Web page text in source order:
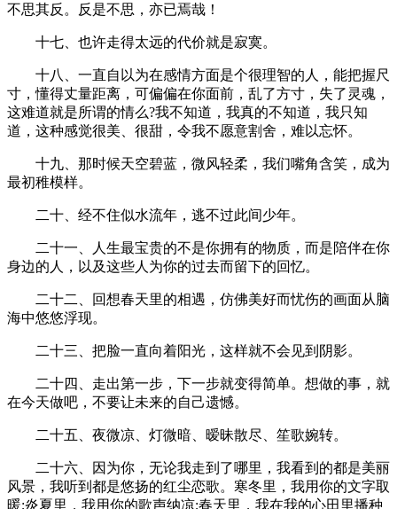
不思其反。反是不思，亦已焉哉！
十七、也许走得太远的代价就是寂寞。
十八、一直自以为在感情方面是个很理智的人，能把握尺
寸，懂得丈量距离，可偏偏在你面前，乱了方寸，失了灵魂，
这难道就是所谓的情么?我不知道，我真的不知道，我只知
道，这种感觉很美、很甜，令我不愿意割舍，难以忘怀。
十九、那时候天空碧蓝，微风轻柔，我们嘴角含笑，成为
最初稚模样。
二十、经不住似水流年，逃不过此间少年。
二十一、人生最宝贵的不是你拥有的物质，而是陪伴在你
身边的人，以及这些人为你的过去而留下的回忆。
二十二、回想春天里的相遇，仿佛美好而忧伤的画面从脑
海中悠悠浮现。
二十三、把脸一直向着阳光，这样就不会见到阴影。
二十四、走出第一步，下一步就变得简单。想做的事，就
在今天做吧，不要让未来的自己遗憾。
二十五、夜微凉、灯微暗、暧昧散尽、笙歌婉转。
二十六、因为你，无论我走到了哪里，我看到的都是美丽
风景，我听到都是悠扬的红尘恋歌。寒冬里，我用你的文字取
暖;炎夏里，我用你的歌声纳凉;春天里，我在我的心田里播种